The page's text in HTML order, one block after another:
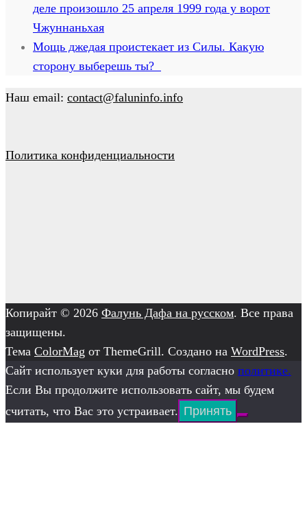
деле произошло 25 апреля 1999 года у ворот
Чжуннаньхая
Мощь джедая проистекает из Силы. Какую
сторону выберешь ты?
Наш email: contact@faluninfo.info
Политика конфиденциальности
Копирайт © 2026 Фалунь Дафа на русском. Все права
защищены.
Тема ColorMag от ThemeGrill. Создано на WordPress.
Сайт использует куки для работы согласно политике.
Если Вы продолжите использовать сайт, мы будем
считать, что Вас это устраивает. Принять